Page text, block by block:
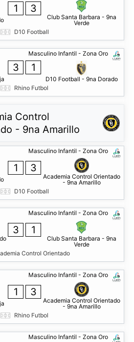
1 3
Club Santa Barbara - 9na
Verde
D10 Football
Masculino Infantil - Zona Oro
3 1
D10 Football - 9na Dorado
Rhino Futbol
Control
- 9na Amarillo
Masculino Infantil - Zona Oro
1 3
Academia Control Orientado
- 9na Amarillo
D10 Football
Masculino Infantil - Zona Oro
3 1
Club Santa Barbara - 9na
Verde
Control Orientado
Masculino Infantil - Zona Oro
1 3
Academia Control Orientado
- 9na Amarillo
Rhino Futbol
Masculino Infantil - Zona Oro